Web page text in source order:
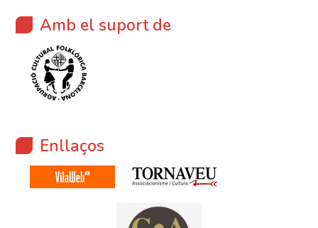
Amb el suport de
Enllaços